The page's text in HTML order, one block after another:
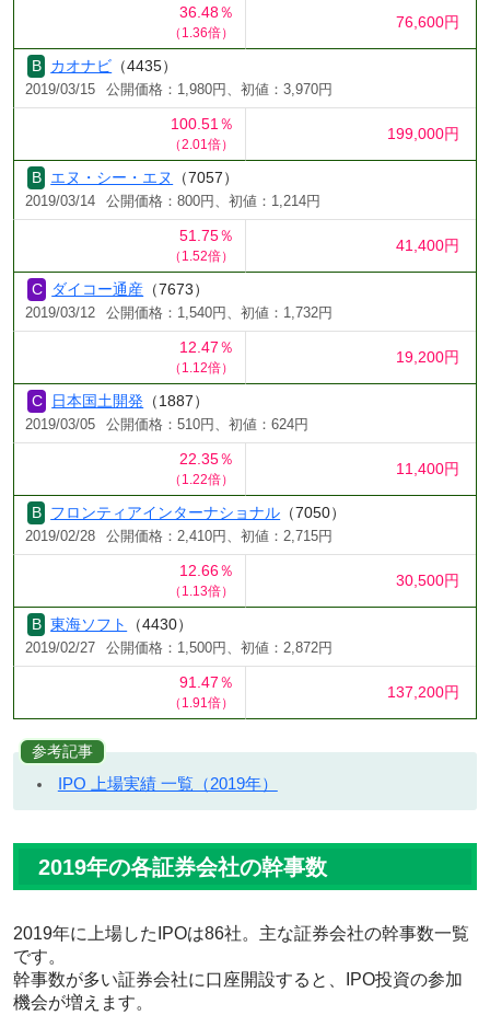
36.48％
（1.36倍）
76,600円
カオナビ （4435）
2019/03/15 公開価格：1,980円、初値：3,970円
100.51％
（2.01倍）
199,000円
エヌ・シー・エヌ （7057）
2019/03/14 公開価格：800円、初値：1,214円
51.75％
（1.52倍）
41,400円
ダイコー通産 （7673）
2019/03/12 公開価格：1,540円、初値：1,732円
12.47％
（1.12倍）
19,200円
日本国土開発 （1887）
2019/03/05 公開価格：510円、初値：624円
22.35％
（1.22倍）
11,400円
フロンティアインターナショナル （7050）
2019/02/28 公開価格：2,410円、初値：2,715円
12.66％
（1.13倍）
30,500円
東海ソフト （4430）
2019/02/27 公開価格：1,500円、初値：2,872円
91.47％
（1.91倍）
137,200円
参考記事
IPO 上場実績 一覧（2019年）
2019年の各証券会社の幹事数
2019年に上場したIPOは86社。主な証券会社の幹事数一覧
です。
幹事数が多い証券会社に口座開設すると、IPO投資の参加
機会が増えます。